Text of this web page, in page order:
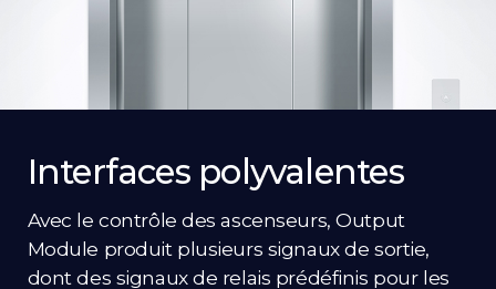
Interfaces polyvalentes
Avec le contrôle des ascenseurs, Output
Module produit plusieurs signaux de sortie,
dont des signaux de relais prédéfinis pour les